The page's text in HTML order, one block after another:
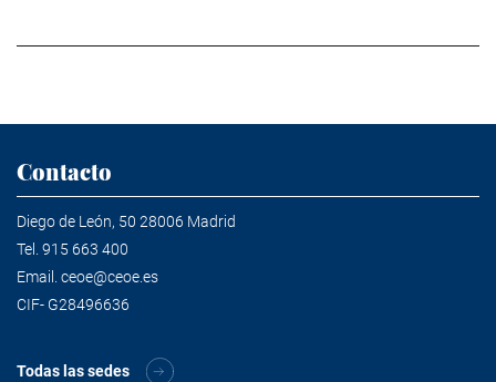
Contacto
Diego de León, 50 28006 Madrid
Tel. 915 663 400
Email. ceoe@ceoe.es
CIF- G28496636
Todas las sedes